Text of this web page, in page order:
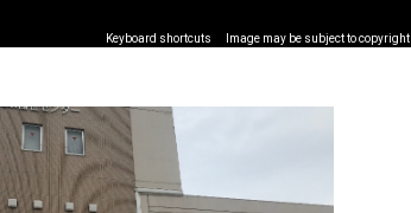
Keyboard shortcuts Image may be subject to copyright